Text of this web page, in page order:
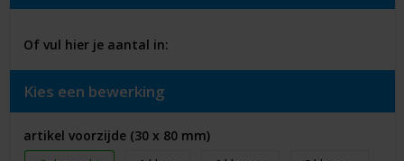
Of vul hier je aantal in:
Kies een bewerking
artikel voorzijde (30 x 80 mm)